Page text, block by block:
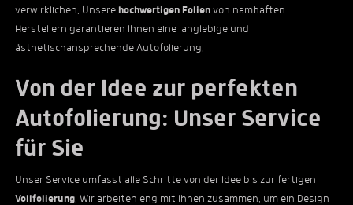
verwirklichen. Unsere hochwertigen Folien von namhaften
Herstellern garantieren Ihnen eine langlebige und
ästhetischansprechende Autofolierung.
Von der Idee zur perfekten
Autofolierung: Unser Service
für Sie
Unser Service umfasst alle Schritte von der Idee bis zur fertigen
Vollfolierung. Wir arbeiten eng mit Ihnen zusammen, um ein Design